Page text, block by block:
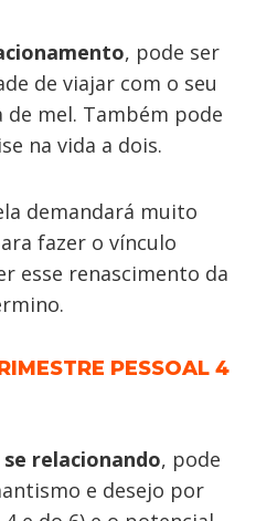
, pode ser
de viajar com o seu
mel. Também pode
na vida a dois.
demandará muito
fazer o vínculo
esse renascimento da
PESSOAL 4
relacionando, pode
e desejo por